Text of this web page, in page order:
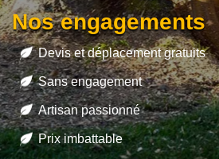
Nos engagements
Devis et déplacement gratuits
Sans engagement
Artisan passionné
Prix imbattable